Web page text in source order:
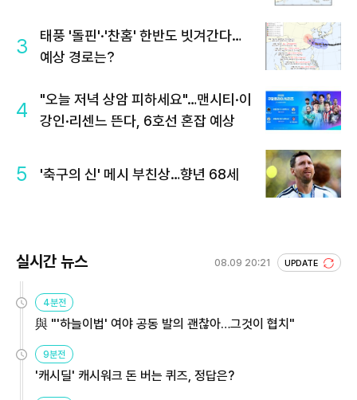
3
태풍 '돌핀'·'찬홈' 한반도 빗겨간다…
예상 경로는?
4
"오늘 저녁 상암 피하세요"…맨시티·이
강인·리센느 뜬다, 6호선 혼잡 예상
5 '축구의 신' 메시 부친상…향년 68세
실시간 뉴스 08.09 20:21 UPDATE
4분전
與 "'하늘이법' 여야 공동 발의 괜찮아…그것이 협치"
9분전
'캐시딜' 캐시워크 돈 버는 퀴즈, 정답은?